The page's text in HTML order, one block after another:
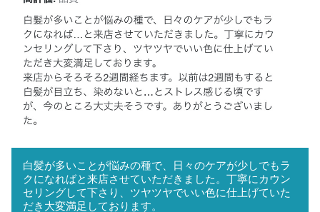
白髪が多いことが悩みの種で、日々のケアが少しでもラ
クになればと来店させていただきました。丁寧にカウン
セリングして下さり、ツヤツヤでいい色に仕上げていた
だき大変満足しております。